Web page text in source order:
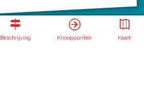
Beschrijving Knooppunten Kaart